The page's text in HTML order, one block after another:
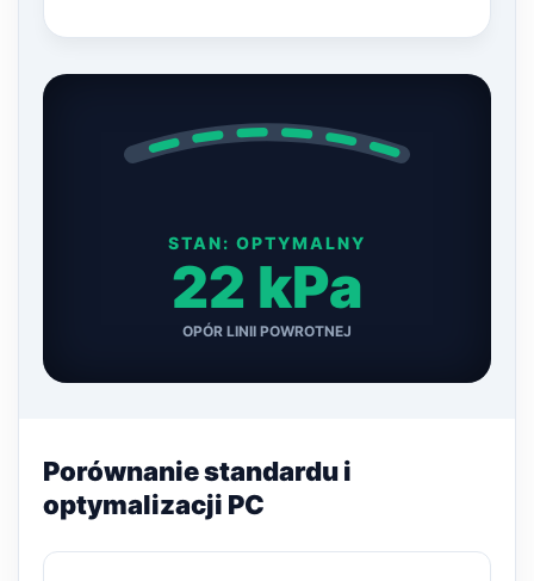
STAN: OPTYMALNY
22 kPa
OPÓR LINII POWROTNEJ
Porównanie standardu i
optymalizacji PC